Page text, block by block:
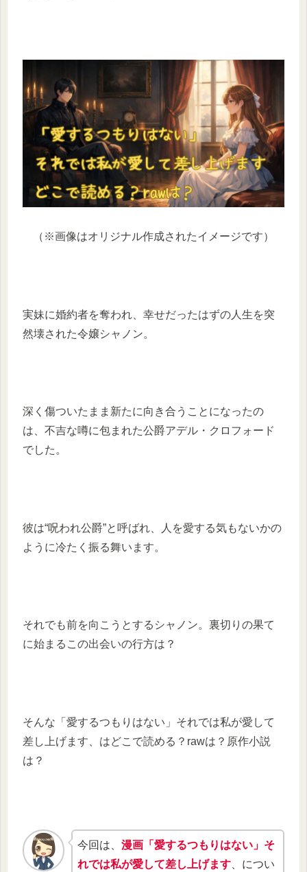
（※画像はオリジナル作成されたイメージです）
実妹に婚約者を奪われ、幸せだったはずの人生を突
然壊された令嬢シャノン。
深く傷ついたまま新たに向き合うことになったの
は、不吉な噂に包まれた公爵アデル・クロフォード
でした。
彼は“呪われ公爵”と呼ばれ、人を愛する気もないかの
ように冷たく振る舞います。
それでも前を向こうとするシャノン。裏切りの果て
に始まるこの出会いの行方は？
そんな「愛するつもりはない」それでは私が愛して
差し上げます、はどこで読める？rawは？原作小説
は？
今回は、漫画「愛するつもりはない」そ
れでは私が愛して差し上げます 、につい